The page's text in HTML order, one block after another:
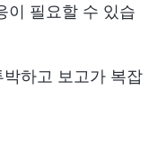
이 필요할 수 있습
하고 보고가 복잡